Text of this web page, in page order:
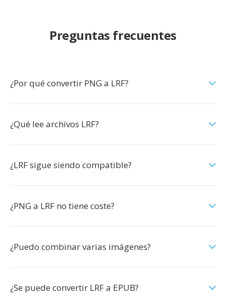
Preguntas frecuentes
¿Por qué convertir PNG a LRF?
¿Qué lee archivos LRF?
¿LRF sigue siendo compatible?
¿PNG a LRF no tiene coste?
¿Puedo combinar varias imágenes?
¿Se puede convertir LRF a EPUB?